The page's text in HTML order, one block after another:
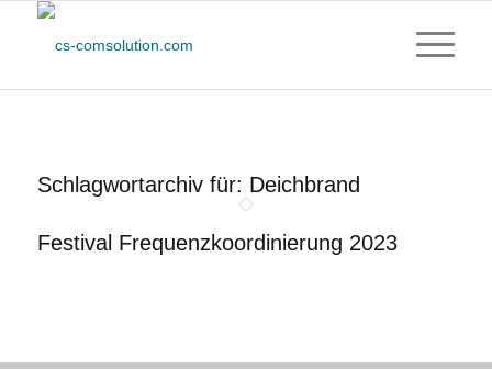
Schlagwortarchiv für: Deichbrand
Festival Frequenzkoordinierung 2023